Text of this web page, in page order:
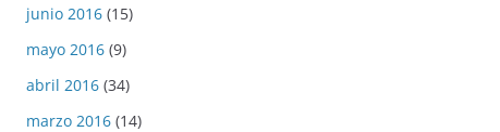
junio 2016 (15)
mayo 2016 (9)
abril 2016 (34)
marzo 2016 (14)